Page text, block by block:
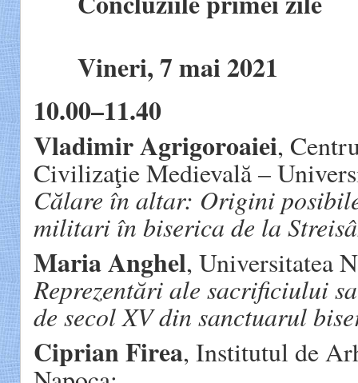
Vineri, 7 mai 2021
10.00–11.40
Vladimir Agrigoroaiei,
Civilizaţie Medievală –
Călare în altar: Origini
militari în biserica de la
Maria Anghel, Universitatea
Reprezentări ale sacrificiului
de secol XV din sanctuarul
Ciprian Firea, Institutul de